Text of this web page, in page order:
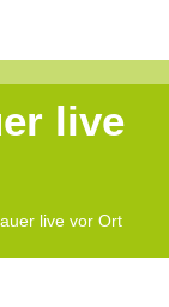
live
live vor Ort